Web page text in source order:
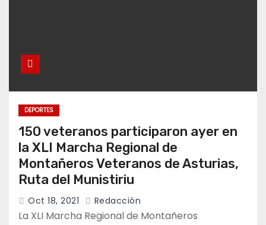
DEPORTES
150 veteranos participaron ayer en
la XLI Marcha Regional de
Montañeros Veteranos de Asturias,
Ruta del Munistiriu
Oct 18, 2021 Redacción
La XLI Marcha Regional de Montañeros